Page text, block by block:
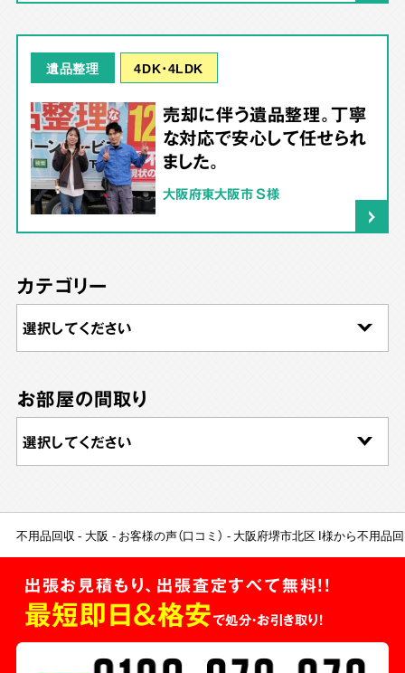
遺品整理 4DK･4LDK
売却に伴う遺品整理。丁寧
な対応で安心して任せられ
ました。
大阪府東大阪市 S様
カテゴリー
お部屋の間取り
不用品回収 大阪 お客様の声（口コミ） 大阪府堺市北区 I様から不用品
出張お見積もり、出張査定すべて無料!!
最短即日＆格安で処分・お引き取り！